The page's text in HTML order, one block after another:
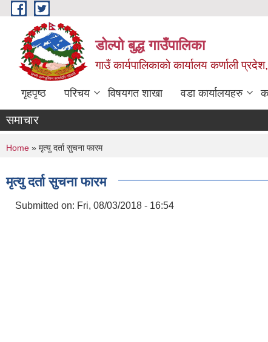
Skip to main content
डोल्पो बुद्ध गाउँपालिका
गाउँ कार्यपालिकाकाे कार्यालय कर्णाली
गृहपृष्ठ परिचय विषयगत शाखा वडा कार्यालयहरु
समाचार
You are here
Home » मृत्यु दर्ता सुचना फारम
मृत्यु दर्ता सुचना फारम
Submitted on: Fri, 08/03/2018 - 16:54